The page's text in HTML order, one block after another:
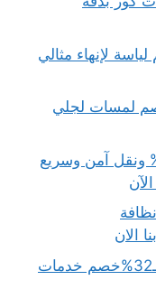
معلم لياسة لإنهاء مثالي
بالرياض بـ35%خصم لمسات لجلي
نقل عفش بالخرج خصم 33% ونقل آمن وسريع
بخصم 25% نظافة
الان
شركة تنظيف مستودعات بالرياض بـ32%خصم خدمات